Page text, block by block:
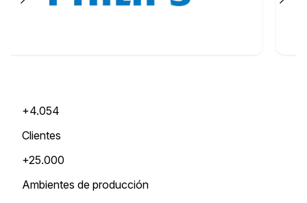
+4.054
Clientes
+25.000
Ambientes de producción